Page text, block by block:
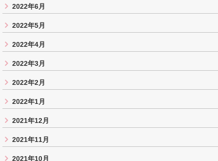
2022年6月
2022年5月
2022年4月
2022年3月
2022年2月
2022年1月
2021年12月
2021年11月
2021年10月